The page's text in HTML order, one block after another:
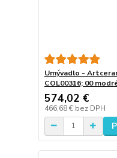
Umývadlo -
COL00316; 00
574,02 €
466,68 € bez DPH